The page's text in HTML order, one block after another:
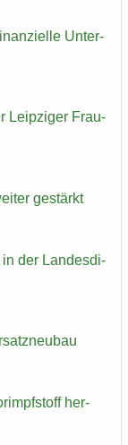
Un­ter­
Leip­zi­ger Frau­
ge­stärkt
in der Lan­des­di­
her­